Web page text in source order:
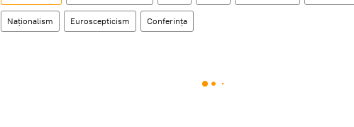
Naționalism Euroscepticism Conferința